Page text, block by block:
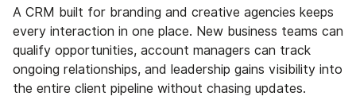
A CRM built for branding and creative agencies keeps
every interaction in one place. New business teams can
qualify opportunities, account managers can track
ongoing relationships, and leadership gains visibility into
the entire client pipeline without chasing updates.